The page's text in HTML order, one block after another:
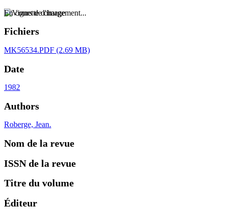
En cours de chargement...
Fichiers
MK56534.PDF (2.69 MB)
Date
1982
Authors
Roberge, Jean.
Nom de la revue
ISSN de la revue
Titre du volume
Éditeur